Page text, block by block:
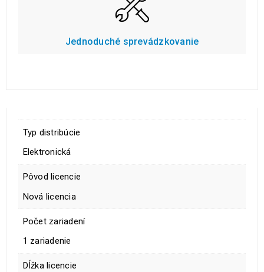
Jednoduché sprevádzkovanie
Typ distribúcie
Elektronická
Pôvod licencie
Nová licencia
Počet zariadení
1 zariadenie
Dĺžka licencie